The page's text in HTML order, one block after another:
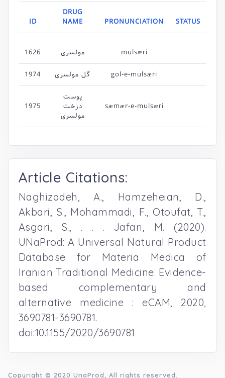
ID
DRUG
NAME
PRONUNCIATION STATUS
1626 مولسری mulsæri
1974 گل مولسری gol-e-mulsæri
1975
پوست
درخت
مولسری
sæmær-e-mulsæri
Article Citations:
Naghizadeh, A., Hamzeheian, D.,
Akbari, S., Mohammadi, F., Otoufat, T.,
Asgari, S., . . . Jafari, M. (2020).
UNaProd: A Universal Natural Product
Database for Materia Medica of
Iranian Traditional Medicine. Evidence-
based complementary and
alternative medicine : eCAM, 2020,
3690781-3690781.
doi:10.1155/2020/3690781
Copyright © 2020 UnaProd , All rights reserved.